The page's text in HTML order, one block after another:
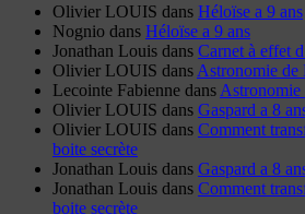
Olivier LOUIS dans Héloïse a 9 ans
Nognio dans Héloïse a 9 ans
Jonathan Louis dans Carnet à effet
Olivier LOUIS dans Astronomie de
Lecointe Fabienne dans Astronomie
Olivier LOUIS dans Gaspard a 8
Olivier LOUIS dans Comment
boite secrète
Jonathan Louis dans Gaspard a 8
Jonathan Louis dans Comment
boite secrète